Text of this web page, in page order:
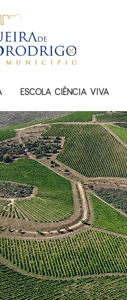
ESCOLA CIÊNCIA VIVA